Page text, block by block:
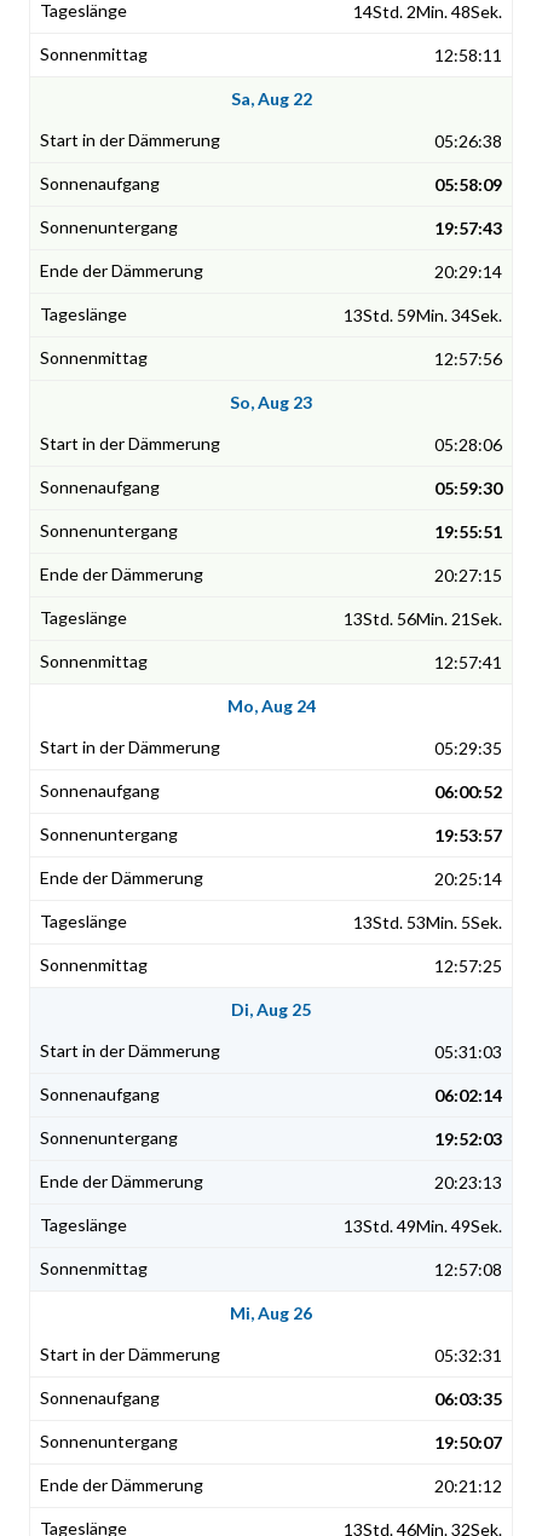
14Std. 2Min. 48Sek.
12:58:11
Sa, Aug 22
05:26:38
05:58:09
19:57:43
20:29:14
13Std. 59Min. 34Sek.
12:57:56
So, Aug 23
05:28:06
05:59:30
19:55:51
20:27:15
13Std. 56Min. 21Sek.
12:57:41
Mo, Aug 24
05:29:35
06:00:52
19:53:57
20:25:14
13Std. 53Min. 5Sek.
12:57:25
Di, Aug 25
05:31:03
06:02:14
19:52:03
20:23:13
13Std. 49Min. 49Sek.
12:57:08
Mi, Aug 26
05:32:31
06:03:35
19:50:07
20:21:12
13Std. 46Min. 32Sek.